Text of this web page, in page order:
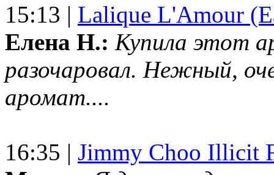
15:13 | Lalique L'Amour
Елена Н.: Купила этот
разочаровал. Нежный,
аромат....
16:35 | Jimmy Choo Illicit